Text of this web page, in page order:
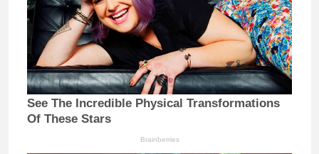
See The Incredible Physical Transformations
Of These Stars
Brainberries